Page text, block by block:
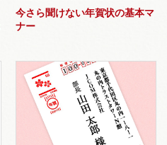
今さら聞けない年賀状の基本マ
ナー